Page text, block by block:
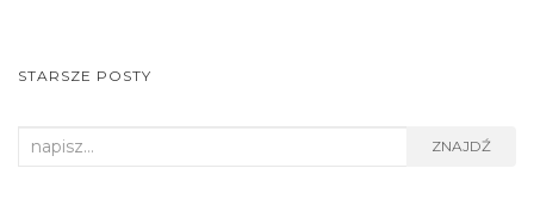
NAWIGACJA
STARSZE POSTY
Search
ZNAJDŹ